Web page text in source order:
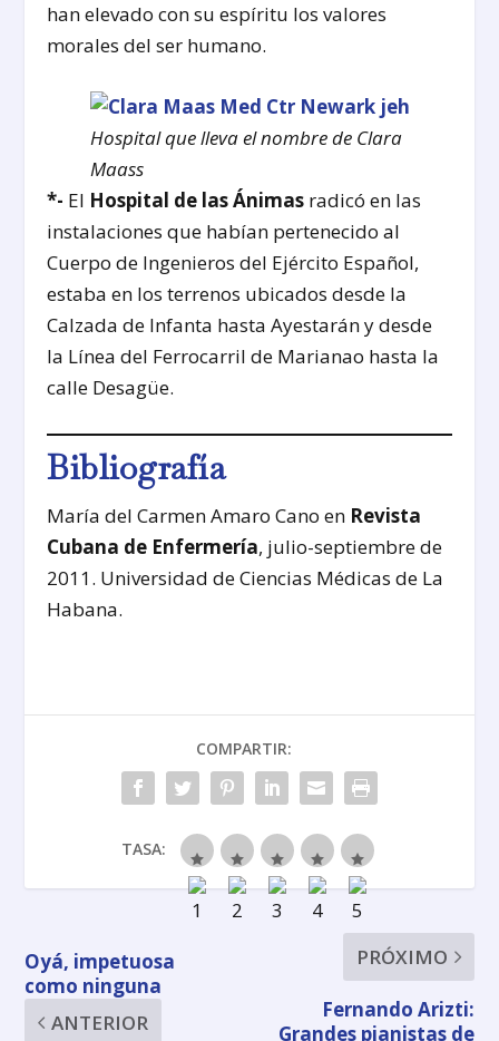
han elevado con su espíritu los valores
morales del ser humano.
Hospital que lleva el nombre de Clara
Maass
*- El Hospital de las Ánimas radicó en las
instalaciones que habían pertenecido al
Cuerpo de Ingenieros del Ejército Español,
estaba en los terrenos ubicados desde la
Calzada de Infanta hasta Ayestarán y desde
la Línea del Ferrocarril de Marianao hasta la
calle Desagüe.
Bibliografía
María del Carmen Amaro Cano en Revista
Cubana de Enfermería, julio-septiembre de
2011. Universidad de Ciencias Médicas de La
Habana.
COMPARTIR:
TASA:
Oyá, impetuosa
como ninguna
ANTERIOR
PRÓXIMO
Fernando Arizti:
Grandes pianistas de